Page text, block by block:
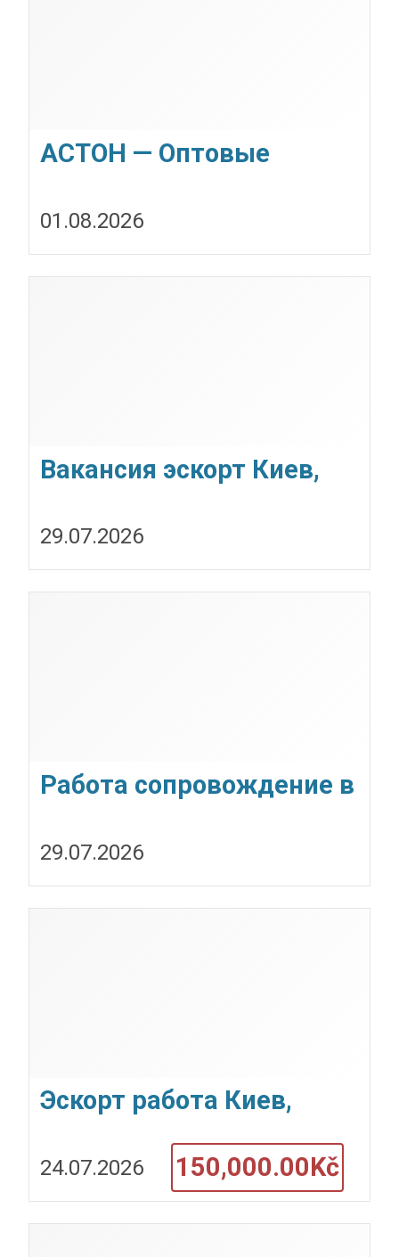
АСТОН — Оптовые
масла от завода.
Экспорт
01.08.2026
Вакансия эскорт Киев,
Берлин, Париж.
29.07.2026
Работа сопровождение в
Высокие чеки.
29.07.2026
Эскорт работа Киев,
Кишинев, Варшава,
Берлин, Париж.
24.07.2026 150,000.00Kč